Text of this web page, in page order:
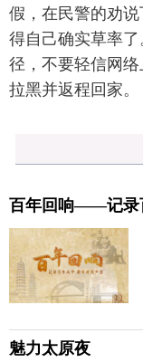
假，在民警的劝
得自己确实草率
径，不要轻信网
拉黑并返程回家。
百年回响——记录
魅力太原夜